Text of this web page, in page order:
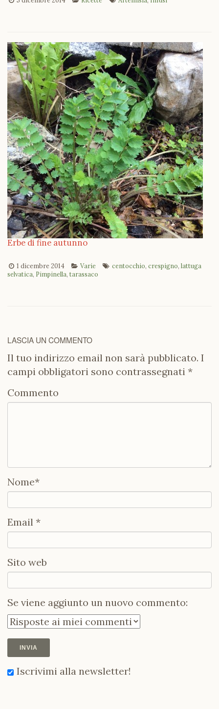
Erbe di fine autunno
1 dicembre 2014 Varie centocchio, crespigno, lattuga
selvatica, Pimpinella, tarassaco
LASCIA UN COMMENTO
Il tuo indirizzo email non sarà pubblicato. I
campi obbligatori sono contrassegnati *
Commento
Nome*
Email *
Sito web
Se viene aggiunto un nuovo commento:
Iscrivimi alla newsletter!